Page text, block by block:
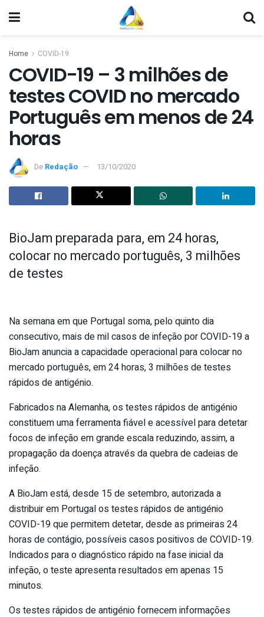
Home COVID-19
COVID-19 – 3 milhões de
testes COVID no mercado
Português em menos de 24
horas
De Redação 13/10/2020
BioJam preparada para, em 24 horas,
colocar no mercado português, 3 milhões
de testes
Na semana em que Portugal soma, pelo quinto dia
consecutivo, mais de mil casos de infeção por COVID-19 a
BioJam anuncia a capacidade operacional para colocar no
mercado português, em 24 horas, 3 milhões de testes
rápidos de antigénio.
Fabricados na Alemanha, os testes rápidos de antigénio
constituem uma ferramenta fiável e acessível para detetar
focos de infeção em grande escala reduzindo, assim, a
propagação da doença através da quebra de cadeias de
infeção.
A BioJam está, desde 15 de setembro, autorizada a
distribuir em Portugal os testes rápidos de antigénio
COVID-19 que permitem detetar, desde as primeiras 24
horas de contágio, possíveis casos positivos de COVID-19.
Indicados para o diagnóstico rápido na fase inicial da
infeção, o teste apresenta resultados em apenas 15
minutos.
Os testes rápidos de antigénio fornecem informações